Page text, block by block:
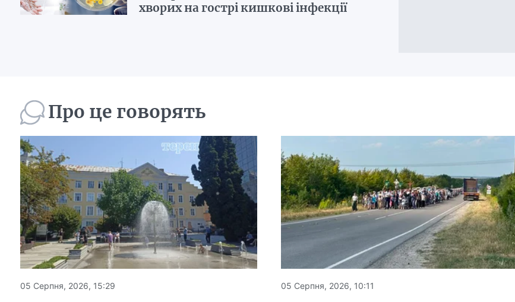
хворих на гострі кишкові інфекції
Про це говорять
05 Серпня, 2026, 15:29 05 Серпня, 2026, 10:11